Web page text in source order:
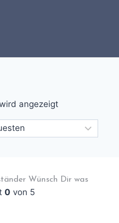
angezeigt
Wünsch Dir was
0 von 5